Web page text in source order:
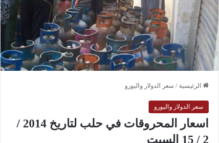
الرئيسية / سعر الدولار واليورو
سعر الدولار واليورو
اسعار المحروقات في حلب لتاريخ 2014 /
2 / 15 السبت